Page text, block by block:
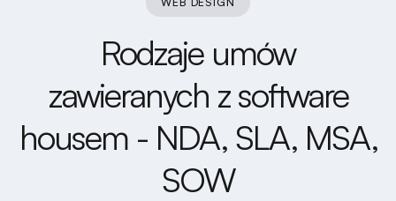
Rodzaje umów
zawieranych z software
housem - NDA, SLA, MSA,
SOW